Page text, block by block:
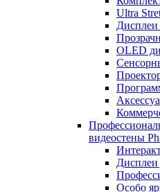
Ultra
OLED
видеостены
Дисплеи
Особо